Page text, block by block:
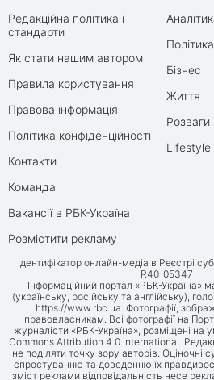
Редакційна політика і
стандарти
Як стати нашим автором
Правила користування
Правова інформація
Політика конфіденційності
Контакти
Команда
Вакансії в РБК-Україна
Розмістити рекламу
Політика
Бізнес
Життя
Розваги
Lifestyle
Ідентифікатор онлайн-медіа в Реєстрі
R40-05347
Інформаційний портал «РБК-Україна»
(українську, російську та англійську),
https://www.rbc.ua. Фотографії,
правовласникам. Всі фотографії на
журналісти «РБК-Україна», розміщені на
Commons Attribution 4.0 International.
не поділяти точку зору авторів. Оціночні
спростуванню та доведенню їх
зміст реклами відповідальність несе